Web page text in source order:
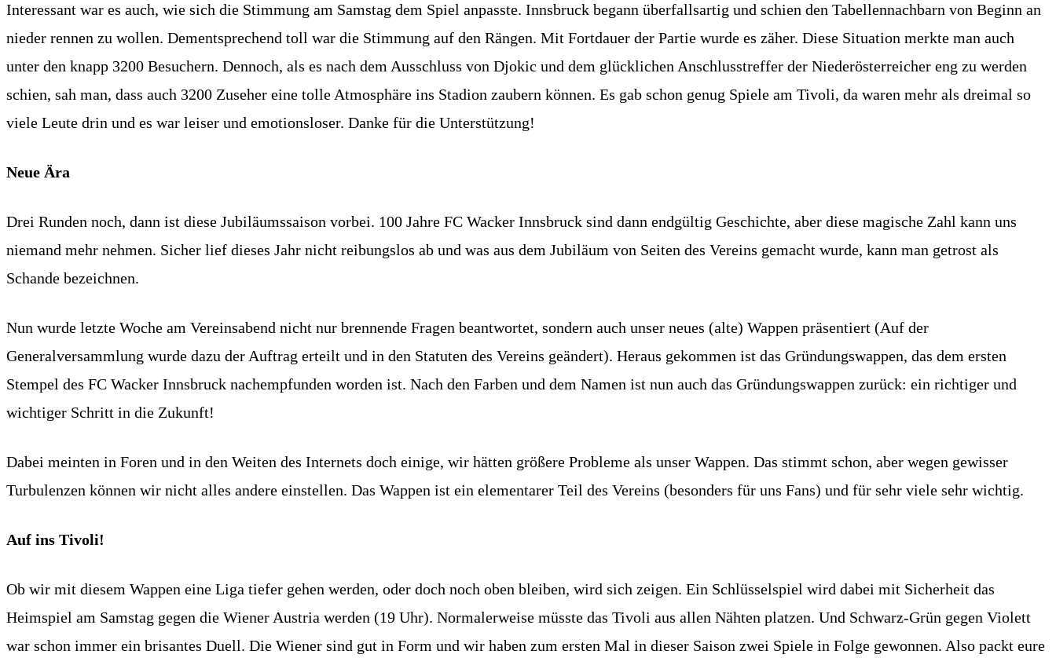
Interessant war es auch, wie sich die Stimmung am Samstag dem Spiel anpasste. Innsbruck begann überfallsartig und schien den Tabellennachbarn von Beginn an
nieder rennen zu wollen. Dementsprechend toll war die Stimmung auf den Rängen. Mit Fortdauer der Partie wurde es zäher. Diese Situation merkte man auch
unter den knapp 3200 Besuchern. Dennoch, als es nach dem Ausschluss von Djokic und dem glücklichen Anschlusstreffer der Niederösterreicher eng zu werden
schien, sah man, dass auch 3200 Zuseher eine tolle Atmosphäre ins Stadion zaubern können. Es gab schon genug Spiele am Tivoli, da waren mehr als dreimal so
viele Leute drin und es war leiser und emotionsloser. Danke für die Unterstützung!
Neue Ära
Drei Runden noch, dann ist diese Jubiläumssaison vorbei. 100 Jahre FC Wacker Innsbruck sind dann endgültig Geschichte, aber diese magische Zahl kann uns
niemand mehr nehmen. Sicher lief dieses Jahr nicht reibungslos ab und was aus dem Jubiläum von Seiten des Vereins gemacht wurde, kann man getrost als
Schande bezeichnen.
Nun wurde letzte Woche am Vereinsabend nicht nur brennende Fragen beantwortet, sondern auch unser neues (alte) Wappen präsentiert (Auf der
Generalversammlung wurde dazu der Auftrag erteilt und in den Statuten des Vereins geändert). Heraus gekommen ist das Gründungswappen, das dem ersten
Stempel des FC Wacker Innsbruck nachempfunden worden ist. Nach den Farben und dem Namen ist nun auch das Gründungswappen zurück: ein richtiger und
wichtiger Schritt in die Zukunft!
Dabei meinten in Foren und in den Weiten des Internets doch einige, wir hätten größere Probleme als unser Wappen. Das stimmt schon, aber wegen gewisser
Turbulenzen können wir nicht alles andere einstellen. Das Wappen ist ein elementarer Teil des Vereins (besonders für uns Fans) und für sehr viele sehr wichtig.
Auf ins Tivoli!
Ob wir mit diesem Wappen eine Liga tiefer gehen werden, oder doch noch oben bleiben, wird sich zeigen. Ein Schlüsselspiel wird dabei mit Sicherheit das
Heimspiel am Samstag gegen die Wiener Austria werden (19 Uhr). Normalerweise müsste das Tivoli aus allen Nähten platzen. Und Schwarz-Grün gegen Violett
war schon immer ein brisantes Duell. Die Wiener sind gut in Form und wir haben zum ersten Mal in dieser Saison zwei Spiele in Folge gewonnen. Also packt eure